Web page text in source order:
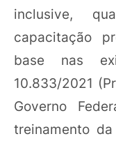
inclusive,
capacitação
base nas
10.833/2021
Governo
treinamento